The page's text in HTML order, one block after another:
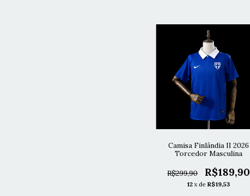
Camisa Finlândia II 2026
Torcedor Masculina
R$299,90 R$189,90
12 x deR$19,53